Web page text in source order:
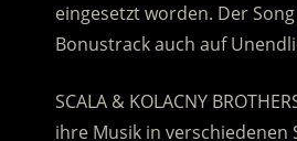
eingesetzt worden. Der
Bonustrack auch auf
SCALA & KOLACNY
ihre Musik in verschiedenen